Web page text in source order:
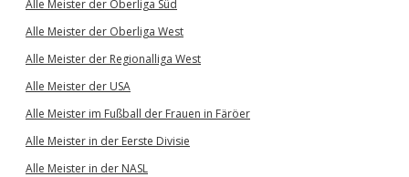
Alle Meister der Oberliga Süd
Alle Meister der Oberliga West
Alle Meister der Regionalliga West
Alle Meister der USA
Alle Meister im Fußball der Frauen in Färöer
Alle Meister in der Eerste Divisie
Alle Meister in der NASL